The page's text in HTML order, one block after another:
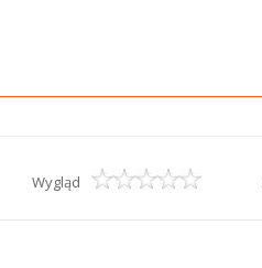
Wygląd